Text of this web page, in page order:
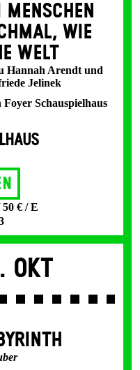
WIE
WELT
Hannah Arendt und
Jelinek
Schauspielhaus
50 € / E
Okt